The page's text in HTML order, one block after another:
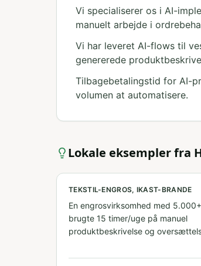
Vi specialiserer os i AI-
manuelt arbejde i
Vi har leveret AI-flows til
genererede
Tilbagebetalingstid for AI-
volumen at automatisere.
Lokale eksempler fra
TEKSTIL-ENGROS, IKAST-BRANDE
En engrosvirksomhed med
brugte 15 timer/uge på manuel
produktbeskrivelse og